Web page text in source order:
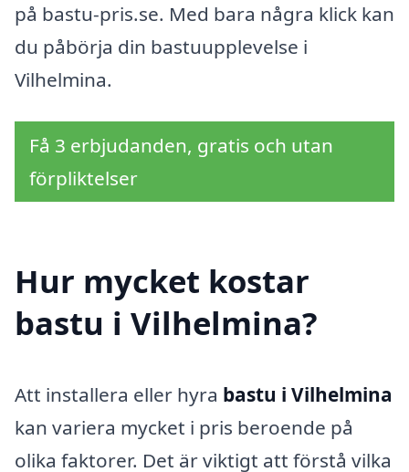
på bastu-pris.se. Med bara några klick kan
du påbörja din bastuupplevelse i
Vilhelmina.
Få 3 erbjudanden, gratis och utan
förpliktelser
Hur mycket kostar
bastu i Vilhelmina?
Att installera eller hyra bastu i Vilhelmina
kan variera mycket i pris beroende på
olika faktorer. Det är viktigt att förstå vilka